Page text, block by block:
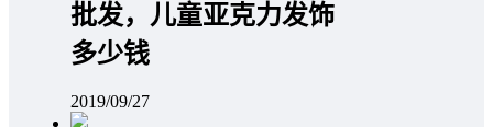
批发，儿童亚克力发饰
多少钱
2019/09/27